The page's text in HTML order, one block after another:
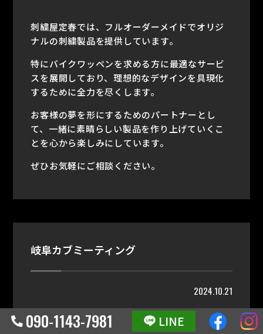
刺繍屋定春では、フルオーダーメイドでオリジ
ナルの刺繍製品を提供しています。
特にバイクワッペンを求める方に最適なサービ
スを展開しており、理想的なデザインを具現化
するために全力を尽くします。
お客様の夢を形にするためのパートナーとし
て、一緒に素晴らしい製品を作り上げていくこ
とを心から楽しみにしています。
ぜひお気軽にご相談ください。
岐阜カブミーティング
2024.10.21
090-1143-7981 LINE